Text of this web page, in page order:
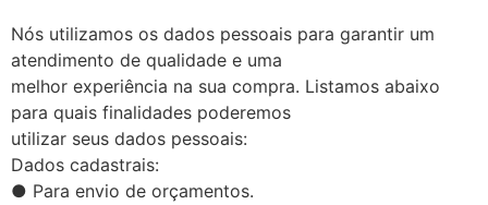
Nós utilizamos os dados pessoais para garantir um
atendimento de qualidade e uma
melhor experiência na sua compra. Listamos abaixo
para quais finalidades poderemos
utilizar seus dados pessoais:
Dados cadastrais:
● Para envio de orçamentos.